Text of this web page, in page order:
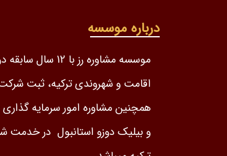
درباره موسسه
موسسه مشاوره رز با
اقامت و شهروندی ترکیه، ثبت
و بیلیک دوزو استانبول در خدمت